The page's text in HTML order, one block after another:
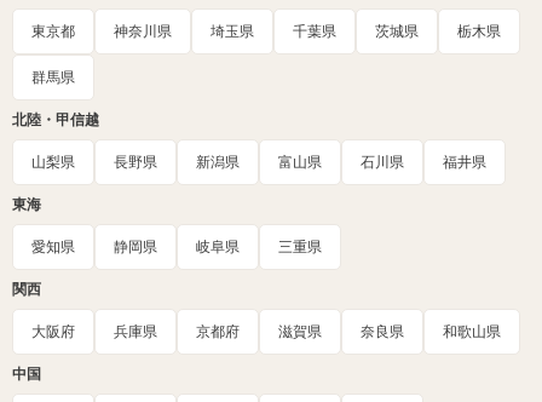
東京都 神奈川県 埼玉県 千葉県 茨城県 栃木県
群馬県
北陸・甲信越
山梨県 長野県 新潟県 富山県 石川県 福井県
東海
愛知県 静岡県 岐阜県 三重県
関西
大阪府 兵庫県 京都府 滋賀県 奈良県 和歌山県
中国